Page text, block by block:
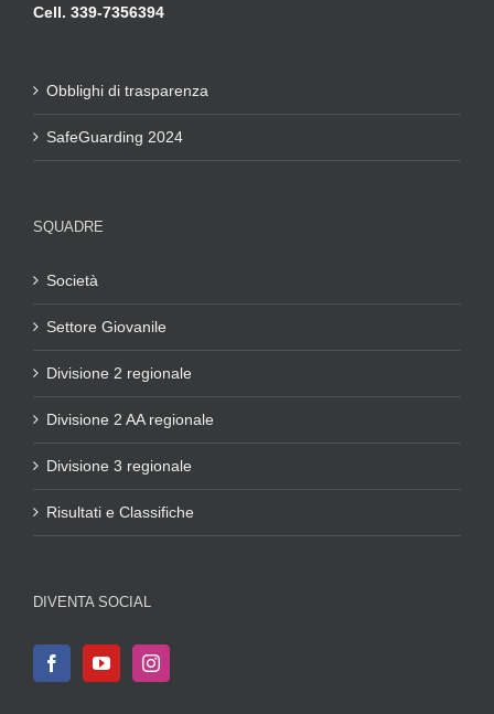
Cell. 339-7356394
Obblighi di trasparenza
SafeGuarding 2024
SQUADRE
Società
Settore Giovanile
Divisione 2 regionale
Divisione 2 AA regionale
Divisione 3 regionale
Risultati e Classifiche
DIVENTA SOCIAL